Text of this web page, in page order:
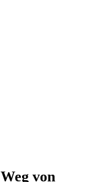
von